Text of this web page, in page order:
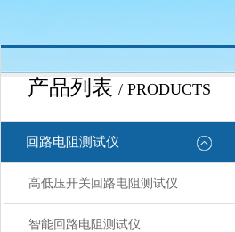
产品列表 / PRODUCTS
回路电阻测试仪
高低压开关回路电阻测试仪
智能回路电阻测试仪